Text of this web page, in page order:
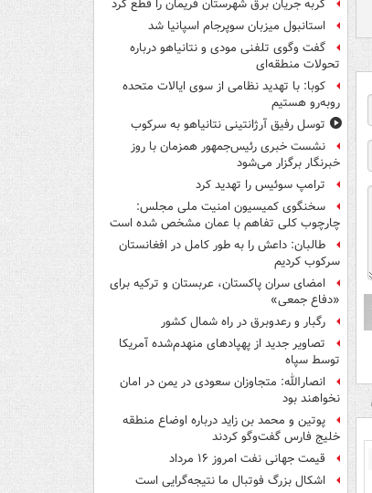
گربه جریان برق شهرستان فریمان را قطع کرد
استانبول میزبان سوپرجام اسپانیا شد
گفت وگوی تلفنی مودی و نتانیاهو درباره
تحولات منطقه‌ای
کوبا: با تهدید نظامی از سوی ایالات متحده
روبه‌رو هستیم
توسل رفیق آرژانتینی نتانیاهو به سرکوب
نشست خبری رئیس‌جمهور همزمان با روز
خبرنگار برگزار می‌شود
ترامپ سوئیس را تهدید کرد
سخنگوی کمیسیون امنیت ملی مجلس:
چارچوب کلی تفاهم با عمان مشخص شده است
طالبان: داعش را به طور کامل در افغانستان
سرکوب کردیم
امضای سران پاکستان، عربستان و ترکیه برای
«دفاع جمعی»
رگبار و رعدوبرق در راه شمال کشور
تصاویر جدید از پهپادهای منهدم‌شده آمریکا
توسط سپاه
انصارالله: متجاوزان سعودی در یمن در امان
نخواهند بود
پوتین و محمد بن زاید درباره اوضاع منطقه
خلیج فارس گفت‌وگو کردند
قیمت جهانی نفت امروز ۱۶ مرداد
اشکال بزرگ فوتبال ما نتیجه‌گرایی است